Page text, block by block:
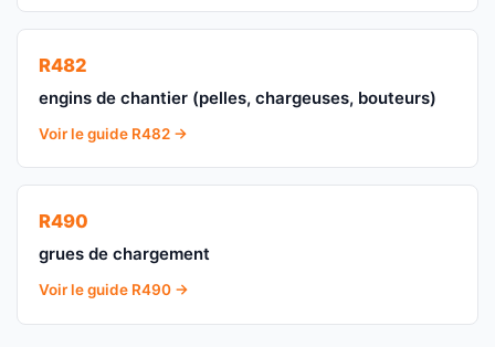
R482
engins de chantier (pelles, chargeuses, bouteurs)
Voir le guide R482 →
R490
grues de chargement
Voir le guide R490 →